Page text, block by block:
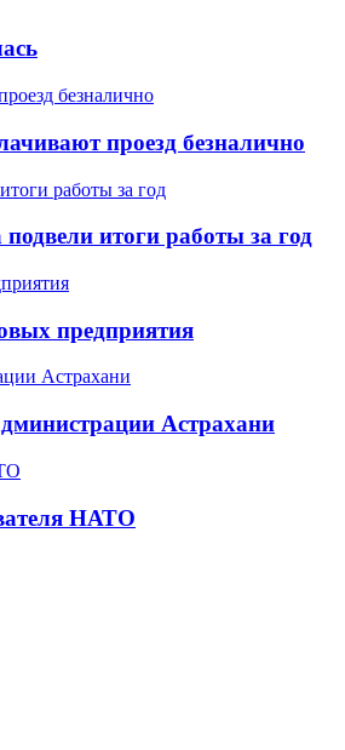
проезд безналично
итоги работы за год
предприятия
Астрахани
НАТО